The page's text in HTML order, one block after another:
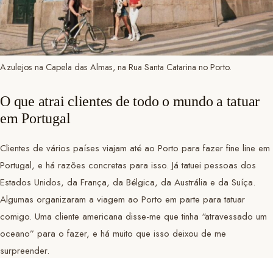
Azulejos na Capela das Almas, na Rua Santa Catarina no Porto.
O que atrai clientes de todo o mundo a tatuar
em Portugal
Clientes de vários países viajam até ao Porto para fazer fine line em
Portugal, e há razões concretas para isso. Já tatuei pessoas dos
Estados Unidos, da França, da Bélgica, da Austrália e da Suíça.
Algumas organizaram a viagem ao Porto em parte para tatuar
comigo. Uma cliente americana disse-me que tinha “atravessado um
oceano” para o fazer, e há muito que isso deixou de me
surpreender.